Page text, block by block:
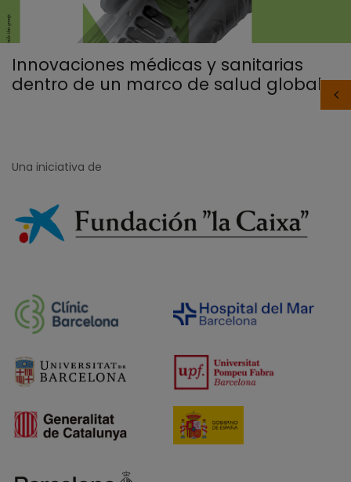
Innovaciones médicas y sanitarias
dentro de un marco de salud global
Una iniciativa de